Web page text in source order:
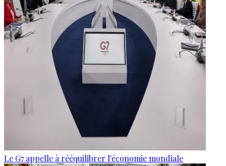
Le G7 appelle à rééquilibrer l'économie mondiale